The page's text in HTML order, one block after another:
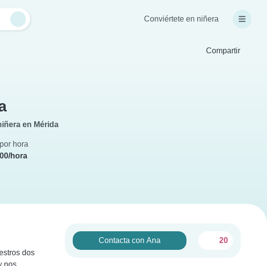
Conviértete en niñera
Compartir
en Mérida
hora
hora
dos
nos
Contacta con Ana 20